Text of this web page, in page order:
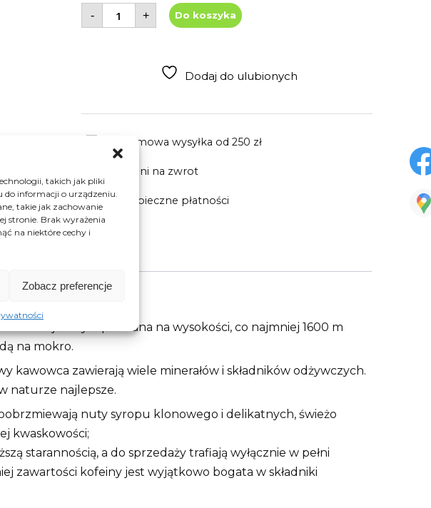
takich jak pliki
do informacji o urządzeniu.
takie jak zachowanie
stronie. Brak wyrażenia
na niektóre cechy i
Zobacz preferencje
-
ilość
Kawa
ziarnista
+ Do koszyka
Dodaj do ulubionych
Darmowa wysyłka od 250 zł
30 dni na zwrot
Bezpieczne płatności
kawy. Uprawiana na wysokości, co najmniej 1600 m
na mokro.
kawowca zawierają wiele minerałów i składników odżywczych.
naturze najlepsze.
nuty syropu klonowego i delikatnych, świeżo
kwaskowości;
starannością, a do sprzedaży trafiają wyłącznie w pełni
zawartości kofeiny jest wyjątkowo bogata w składniki